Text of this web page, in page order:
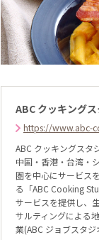
ABC クッキング
https://www.abc-
ABC クッキングスタ
中国・香港・台湾・
圏を中心にサービス
る「ABC Cooking
サービスを提供し、
サルティングによる
業(ABC ジョブスタジ